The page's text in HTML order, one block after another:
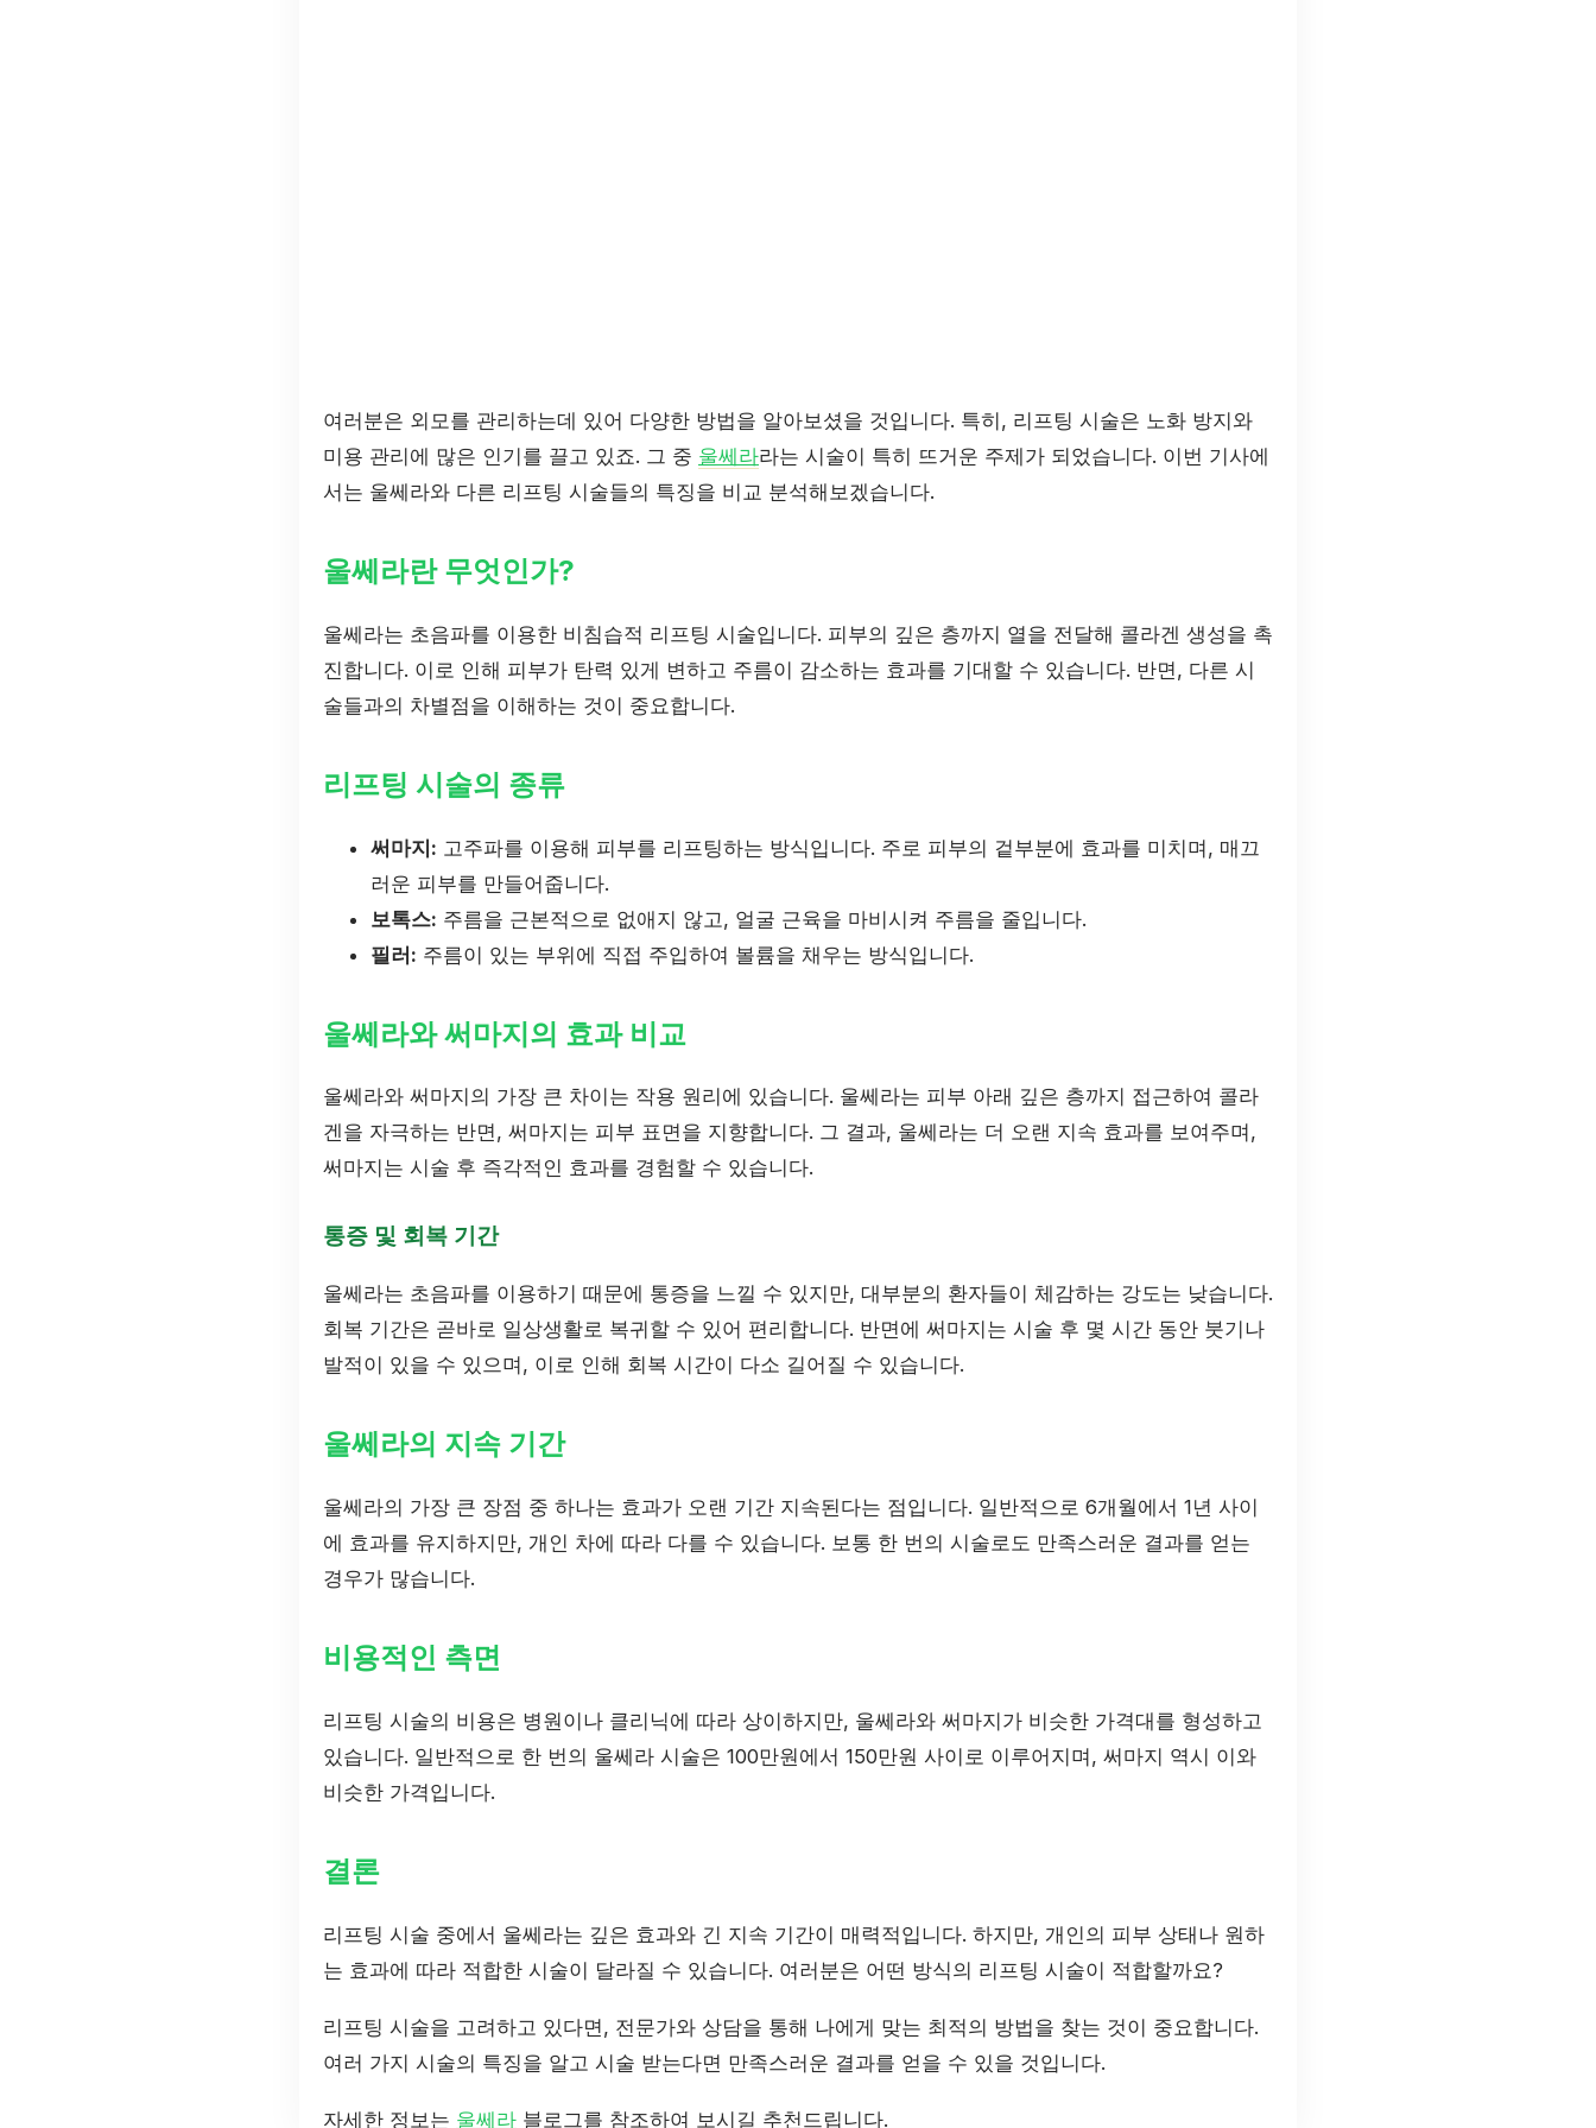
여러분은 외모를 관리하는데 있어 다양한 방법을 알아보셨을 것입니다. 특히, 리프팅 시술은 노화 방지와
미용 관리에 많은 인기를 끌고 있죠. 그 중 울쎄라라는 시술이 특히 뜨거운 주제가 되었습니다. 이번 기사에
서는 울쎄라와 다른 리프팅 시술들의 특징을 비교 분석해보겠습니다.
울쎄라란 무엇인가?
울쎄라는 초음파를 이용한 비침습적 리프팅 시술입니다. 피부의 깊은 층까지 열을 전달해 콜라겐 생성을 촉
진합니다. 이로 인해 피부가 탄력 있게 변하고 주름이 감소하는 효과를 기대할 수 있습니다. 반면, 다른 시
술들과의 차별점을 이해하는 것이 중요합니다.
리프팅 시술의 종류
써마지: 고주파를 이용해 피부를 리프팅하는 방식입니다. 주로 피부의 겉부분에 효과를 미치며, 매끄
러운 피부를 만들어줍니다.
보톡스: 주름을 근본적으로 없애지 않고, 얼굴 근육을 마비시켜 주름을 줄입니다.
필러: 주름이 있는 부위에 직접 주입하여 볼륨을 채우는 방식입니다.
울쎄라와 써마지의 효과 비교
울쎄라와 써마지의 가장 큰 차이는 작용 원리에 있습니다. 울쎄라는 피부 아래 깊은 층까지 접근하여 콜라
겐을 자극하는 반면, 써마지는 피부 표면을 지향합니다. 그 결과, 울쎄라는 더 오랜 지속 효과를 보여주며,
써마지는 시술 후 즉각적인 효과를 경험할 수 있습니다.
통증 및 회복 기간
울쎄라는 초음파를 이용하기 때문에 통증을 느낄 수 있지만, 대부분의 환자들이 체감하는 강도는 낮습니다.
회복 기간은 곧바로 일상생활로 복귀할 수 있어 편리합니다. 반면에 써마지는 시술 후 몇 시간 동안 붓기나
발적이 있을 수 있으며, 이로 인해 회복 시간이 다소 길어질 수 있습니다.
울쎄라의 지속 기간
울쎄라의 가장 큰 장점 중 하나는 효과가 오랜 기간 지속된다는 점입니다. 일반적으로 6개월에서 1년 사이
에 효과를 유지하지만, 개인 차에 따라 다를 수 있습니다. 보통 한 번의 시술로도 만족스러운 결과를 얻는
경우가 많습니다.
비용적인 측면
리프팅 시술의 비용은 병원이나 클리닉에 따라 상이하지만, 울쎄라와 써마지가 비슷한 가격대를 형성하고
있습니다. 일반적으로 한 번의 울쎄라 시술은 100만원에서 150만원 사이로 이루어지며, 써마지 역시 이와
비슷한 가격입니다.
결론
리프팅 시술 중에서 울쎄라는 깊은 효과와 긴 지속 기간이 매력적입니다. 하지만, 개인의 피부 상태나 원하
는 효과에 따라 적합한 시술이 달라질 수 있습니다. 여러분은 어떤 방식의 리프팅 시술이 적합할까요?
리프팅 시술을 고려하고 있다면, 전문가와 상담을 통해 나에게 맞는 최적의 방법을 찾는 것이 중요합니다.
여러 가지 시술의 특징을 알고 시술 받는다면 만족스러운 결과를 얻을 수 있을 것입니다.
자세한 정보는 울쎄라 블로그를 참조하여 보시길 추천드립니다.